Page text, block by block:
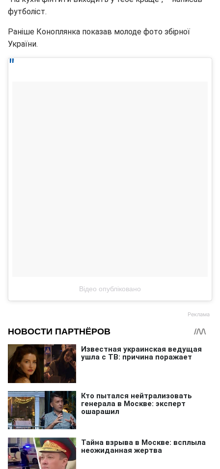
футболіст.
Раніше Коноплянка показав молоде фото збірної
України.
Відео опубліковано